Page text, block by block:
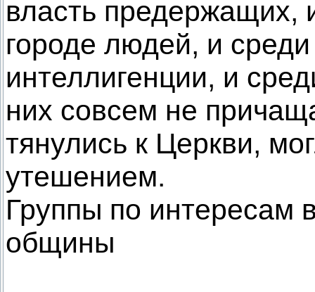
власть предержащих,
городе людей, и среди
интеллигенции, и
них совсем не
тянулись к Церкви,
утешением.
Группы по интересам
общины